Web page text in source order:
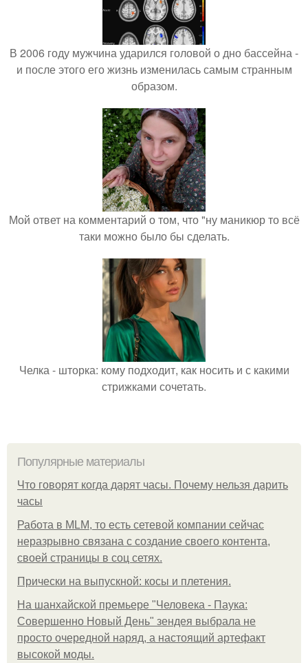
В 2006 году мужчина ударился головой о дно бассейна -
и после этого его жизнь изменилась самым странным
образом.
Мой ответ на комментарий о том, что "ну маникюр то всё
таки можно было бы сделать.
Челка - шторка: кому подходит, как носить и с какими
стрижками сочетать.
Популярные материалы
Что говорят когда дарят часы. Почему нельзя дарить
часы
Работа в MLM, то есть сетевой компании сейчас
неразрывно связана с создание своего контента,
своей страницы в соц сетях.
Прически на выпускной: косы и плетения.
На шанхайской премьере "Человека - Паука:
Совершенно Новый День" зендея выбрала не
просто очередной наряд, а настоящий артефакт
высокой моды.